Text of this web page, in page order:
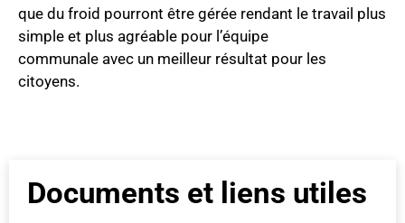
que du froid pourront être gérée rendant le travail plus
simple et plus agréable pour l’équipe
communale avec un meilleur résultat pour les
citoyens.
Documents et liens utiles